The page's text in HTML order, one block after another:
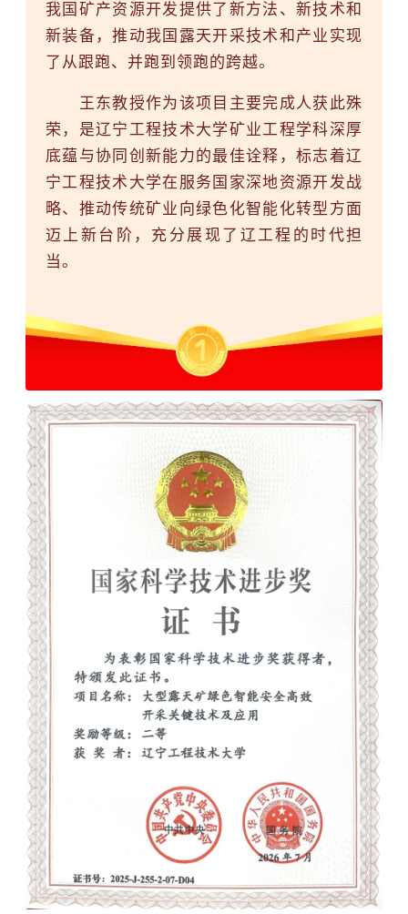
我国矿产资源开发提供了新方法、新技术和
新装备，推动我国露天开采技术和产业实现
了从跟跑、并跑到领跑的跨越。
王东教授作为该项目主要完成人获此殊
荣，是辽宁工程技术大学矿业工程学科深厚
底蕴与协同创新能力的最佳诠释，标志着辽
宁工程技术大学在服务国家深地资源开发战
略、推动传统矿业向绿色化智能化转型方面
迈上新台阶，充分展现了辽工程的时代担
当。